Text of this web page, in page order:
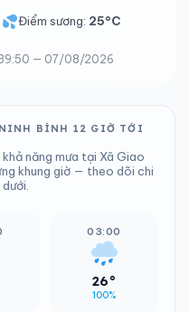
Điểm sương: 25°C
— 07/08/2026
BÌNH 12 GIỜ TỚI
năng mưa tại Xã Giao
khung giờ — theo dõi chi
03:00
26°
100%